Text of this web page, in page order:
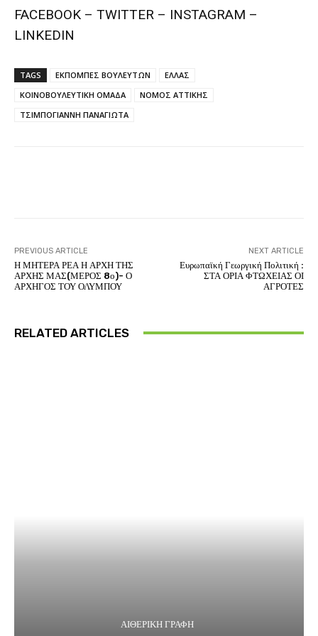
FACEBOOK – TWITTER – INSTAGRAM –
LINKEDIN
TAGS ΕΚΠΟΜΠΕΣ ΒΟΥΛΕΥΤΩΝ
ΕΛΛΑΣ
ΚΟΙΝΟΒΟΥΛΕΥΤΙΚΗ ΟΜΑΔΑ
ΝΟΜΟΣ ΑΤΤΙΚΗΣ
ΤΣΙΜΠΟΓΙΑΝΝΗ ΠΑΝΑΓΙΩΤΑ
PREVIOUS ARTICLE
Η ΜΗΤΕΡΑ ΡΕΑ Η ΑΡΧΗ ΤΗΣ
ΑΡΧΗΣ ΜΑΣ(ΜΕΡΟΣ 8ο)- Ο
ΑΡΧΗΓΟΣ ΤΟΥ ΟΛΥΜΠΟΥ
NEXT ARTICLE
Ευρωπαϊκή Γεωργική Πολιτική :
ΣΤΑ ΟΡΙΑ ΦΤΩΧΕΙΑΣ ΟΙ
ΑΓΡΟΤΕΣ
RELATED ARTICLES
ΑΙΘΕΡΙΚΗ ΓΡΑΦΗ